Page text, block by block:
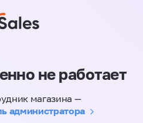
не работает
магазина —
администратора